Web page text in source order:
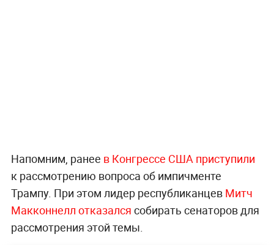
Напомним, ранее в Конгрессе США приступили
к рассмотрению вопроса об импичменте
Трампу. При этом лидер республиканцев Митч
Макконнелл отказался собирать сенаторов для
рассмотрения этой темы.